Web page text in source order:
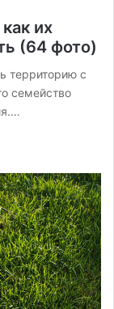
их
(64 фото)
территорию с
семейство